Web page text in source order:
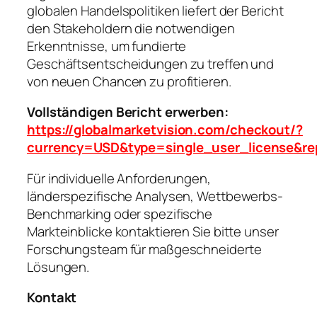
globalen Handelspolitiken liefert der Bericht
den Stakeholdern die notwendigen
Erkenntnisse, um fundierte
Geschäftsentscheidungen zu treffen und
von neuen Chancen zu profitieren.
Vollständigen Bericht erwerben:
https://globalmarketvision.com/checkout/?
Für individuelle Anforderungen,
länderspezifische Analysen, Wettbewerbs-
Benchmarking oder spezifische
Markteinblicke kontaktieren Sie bitte unser
Forschungsteam für maßgeschneiderte
Lösungen.
Kontakt